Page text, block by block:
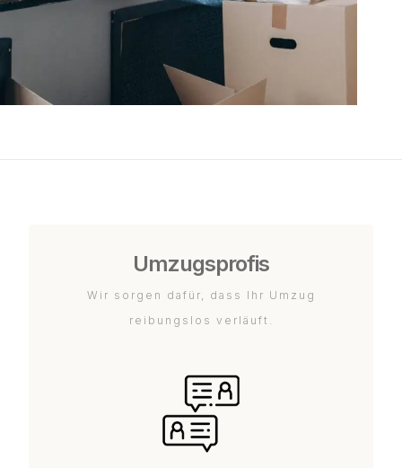
Umzugsprofis
Wir sorgen dafür, dass Ihr Umzug
reibungslos verläuft.